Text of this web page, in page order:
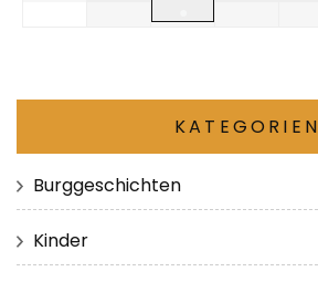
KATEGORIEN
Burggeschichten
Kinder